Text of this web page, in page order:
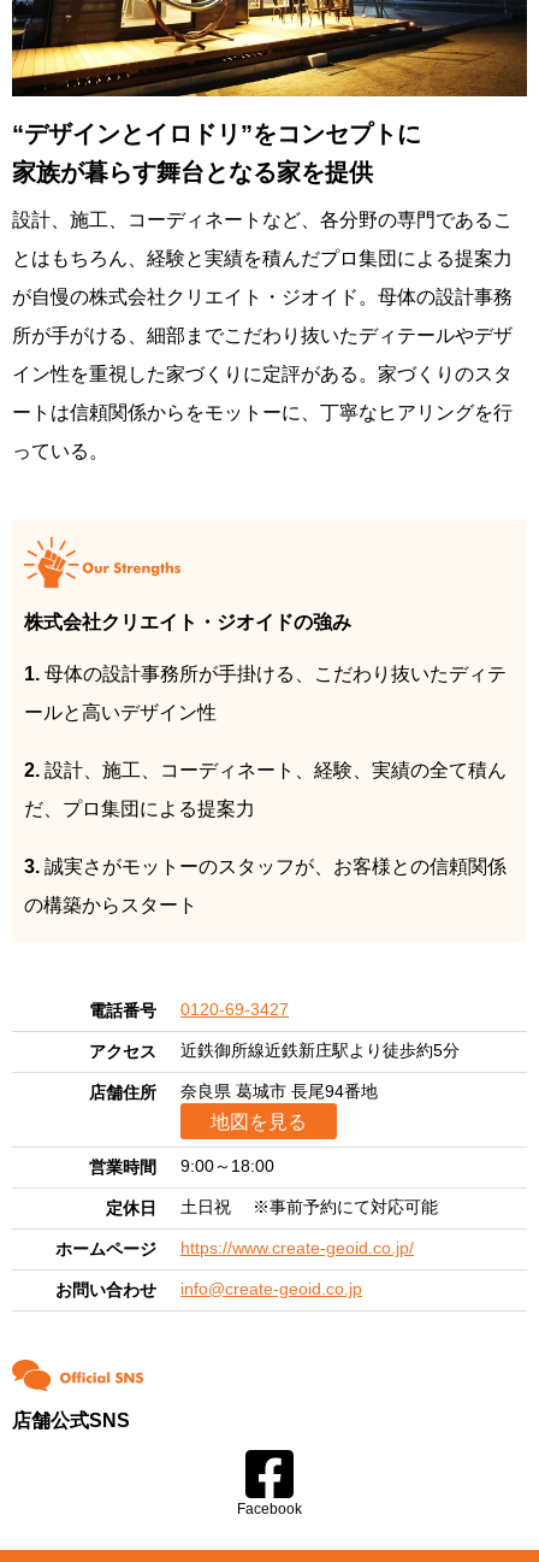
“デザインとイロドリ”をコンセプトに
家族が暮らす舞台となる家を提供
設計、施工、コーディネートなど、各分野の専門であるこ
とはもちろん、経験と実績を積んだプロ集団による提案力
が自慢の株式会社クリエイト・ジオイド。母体の設計事務
所が手がける、細部までこだわり抜いたディテールやデザ
イン性を重視した家づくりに定評がある。家づくりのスタ
ートは信頼関係からをモットーに、丁寧なヒアリングを行
っている。
株式会社クリエイト・ジオイドの強み
1. 母体の設計事務所が手掛ける、こだわり抜いたディテ
ールと高いデザイン性
2. 設計、施工、コーディネート、経験、実績の全て積ん
だ、プロ集団による提案力
3. 誠実さがモットーのスタッフが、お客様との信頼関係
の構築からスタート
電話番号 0120-69-3427
アクセス 近鉄御所線近鉄新庄駅より徒歩約5分
店舗住所 奈良県 葛城市 長尾94番地
地図を見る
営業時間 9:00～18:00
定休日 土日祝 ※事前予約にて対応可能
ホームページ https://www.create-geoid.co.jp/
お問い合わせ info@create-geoid.co.jp
店舗公式SNS
Facebook